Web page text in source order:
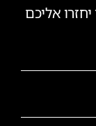
אליכם